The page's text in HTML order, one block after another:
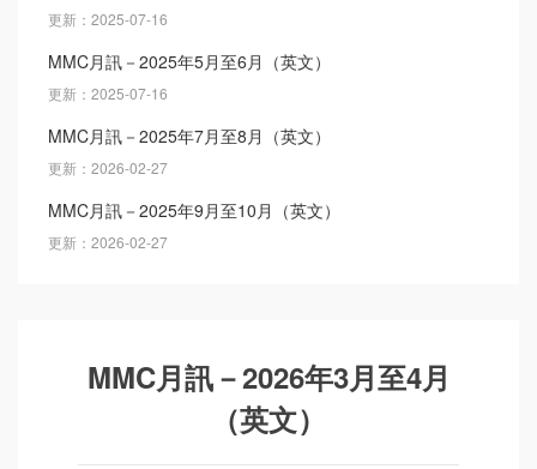
更新：2025-07-16
MMC月訊－2025年5月至6月（英文）
更新：2025-07-16
MMC月訊－2025年7月至8月（英文）
更新：2026-02-27
MMC月訊－2025年9月至10月（英文）
更新：2026-02-27
MMC月訊－2026年3月至4月
（英文）